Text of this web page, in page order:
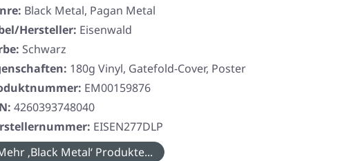
Black Metal, Pagan Metal
Hersteller: Eisenwald
Schwarz
180g Vinyl, Gatefold-Cover, Poster
EM00159876
4260393748040
EISEN277DLP
‚Black Metal‘ Produkte...